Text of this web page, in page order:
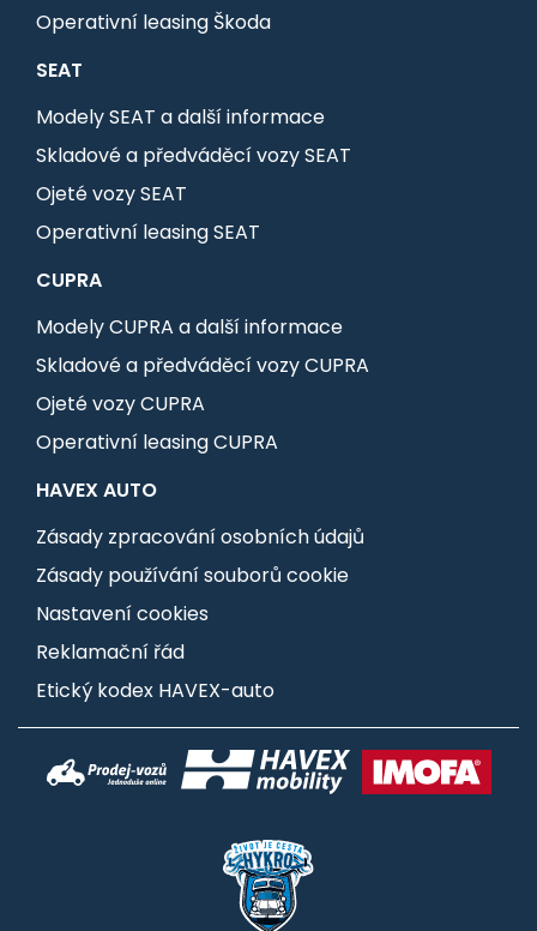
Operativní leasing Škoda
SEAT
Modely SEAT a další informace
Skladové a předváděcí vozy SEAT
Ojeté vozy SEAT
Operativní leasing SEAT
CUPRA
Modely CUPRA a další informace
Skladové a předváděcí vozy CUPRA
Ojeté vozy CUPRA
Operativní leasing CUPRA
HAVEX AUTO
Zásady zpracování osobních údajů
Zásady používání souborů cookie
Nastavení cookies
Reklamační řád
Etický kodex HAVEX-auto